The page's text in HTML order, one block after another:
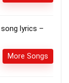
lyrics –
More Songs